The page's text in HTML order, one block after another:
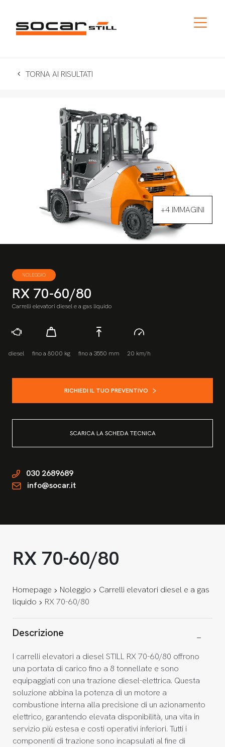
TORNA AI RISULTATI
+4 IMMAGINI
NOLEGGIO
RX 70-60/80
Carrelli elevatori diesel e a gas liquido
diesel fino a 8000 kg fino a 3550 mm 20 km/h
RICHIEDI IL TUO PREVENTIVO
SCARICA LA SCHEDA TECNICA
030 2689689
info@socar.it
RX 70-60/80
Homepage Noleggio
Carrelli elevatori diesel e a gas
liquido
RX 70-60/80
Descrizione
I carrelli elevatori a diesel STILL RX 70-60/80 offrono
una portata di carico fino a 8 tonnellate e sono
equipaggiati con una trazione diesel-elettrica. Questa
soluzione abbina la potenza di un motore a
combustione interna alla precisione di un azionamento
elettrico, garantendo elevata disponibilità, una vita in
servizio più estesa e costi operativi inferiori. Tutti i
componenti di trazione sono incapsulati al fine di